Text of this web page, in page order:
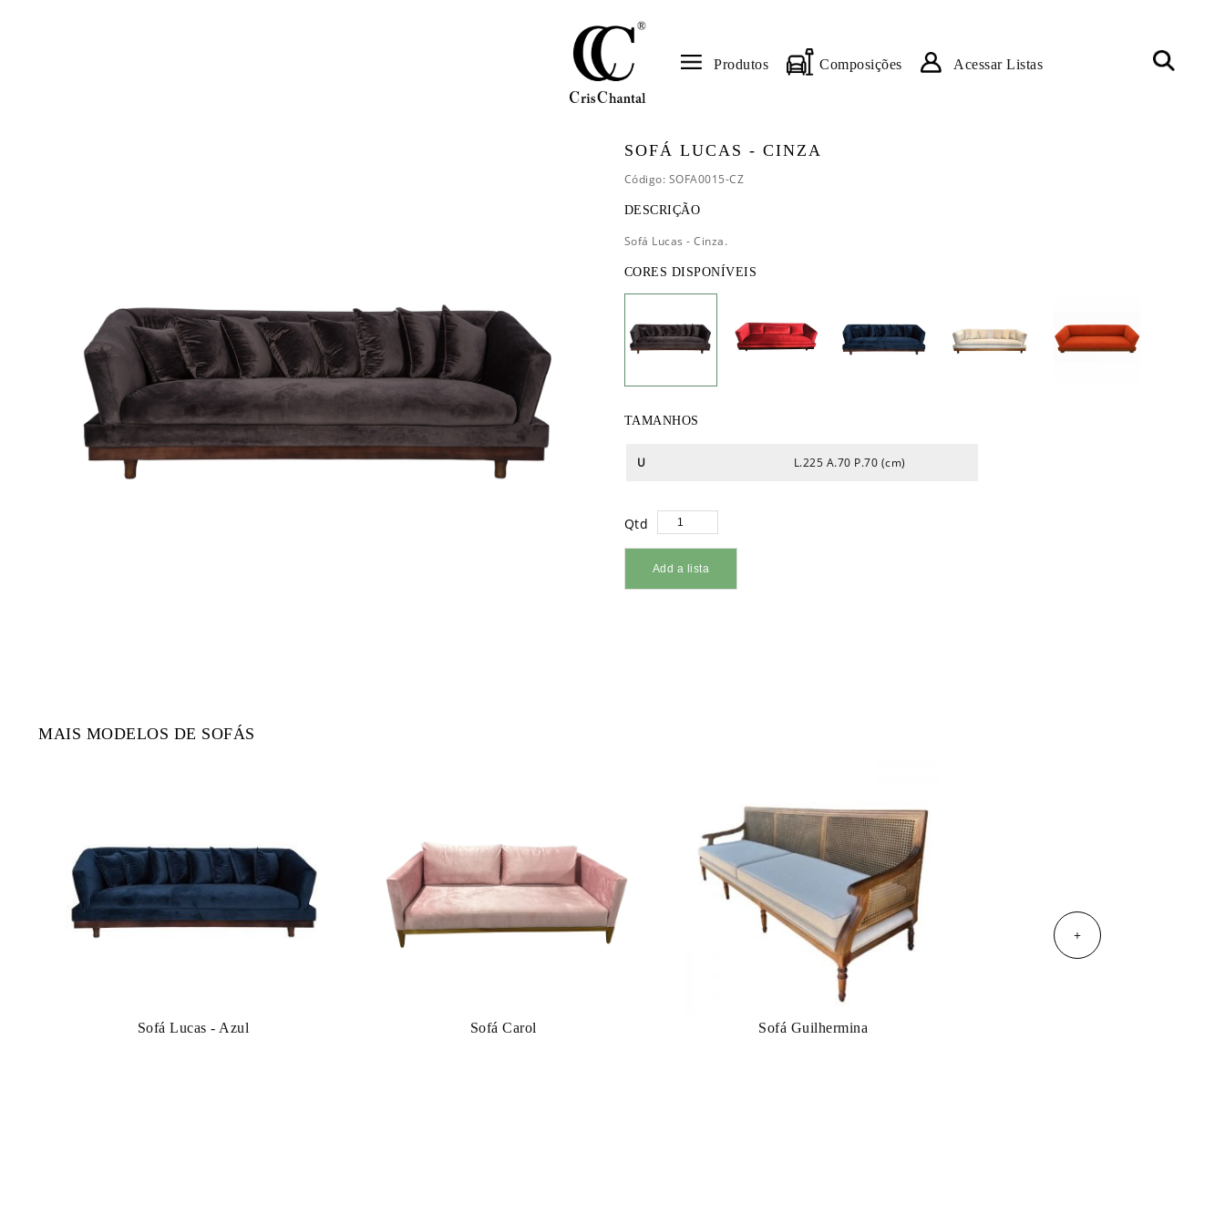
Produtos Composições Acessar Listas
SOFÁ LUCAS - CINZA
Código: SOFA0015-CZ
DESCRIÇÃO
Sofá Lucas - Cinza.
CORES DISPONÍVEIS
TAMANHOS
U L.225 A.70 P.70 (cm)
Qtd
MAIS MODELOS DE SOFÁS
Sofá Lucas - Azul Sofá Carol Sofá Guilhermina
+